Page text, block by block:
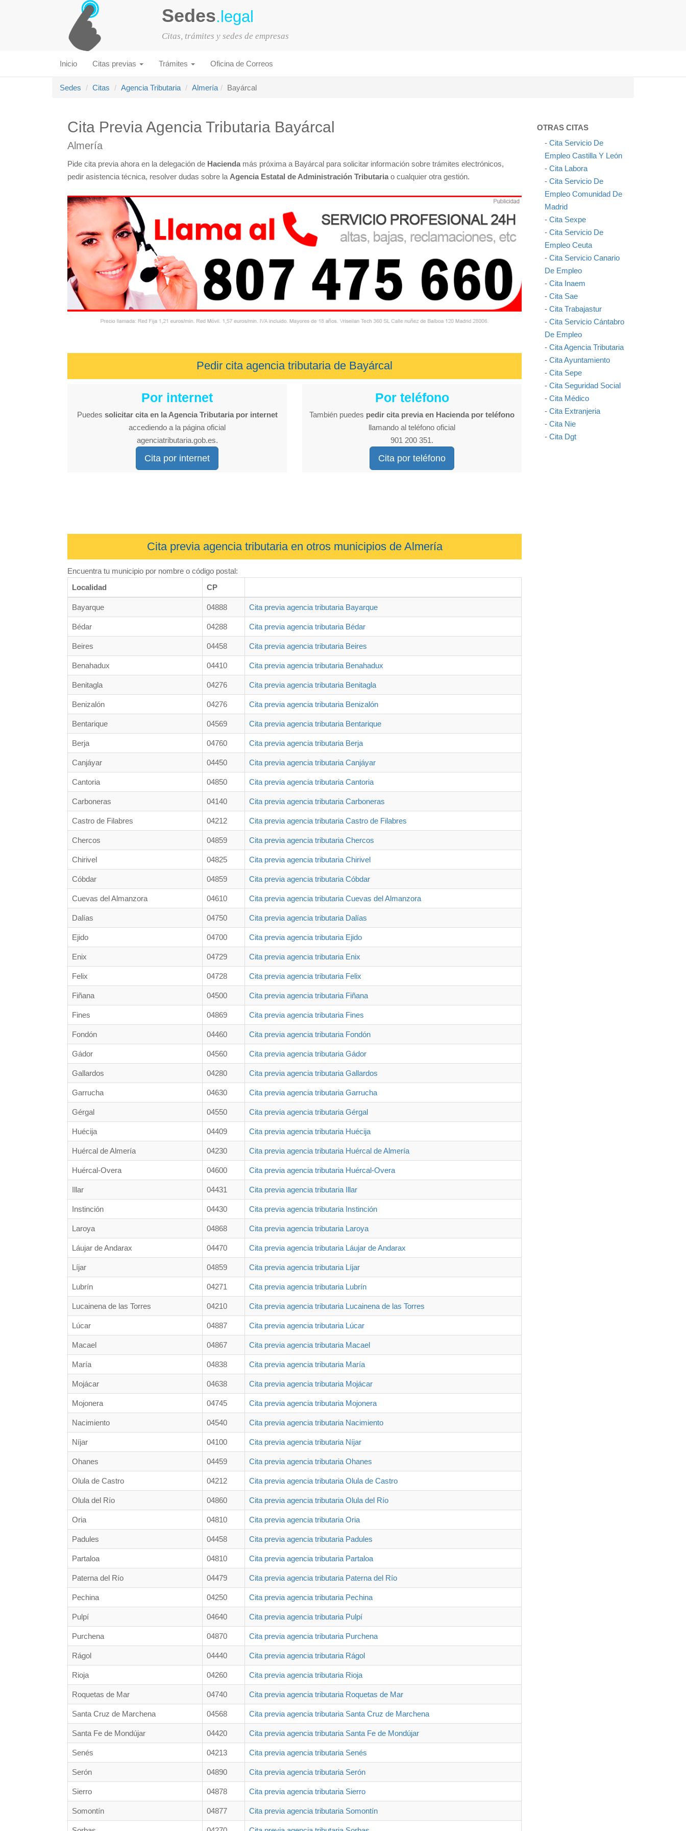
Sedes.legal
Citas, trámites y sedes de empresas
Inicio Citas previas Trámites Oficina de Correos
Sedes Citas Agencia Tributaria Almería Bayárcal
Cita Previa Agencia Tributaria Bayárcal
Almería
Pide cita previa ahora en la delegación de Hacienda más próxima a Bayárcal para solicitar información sobre trámites electrónicos,
pedir asistencia técnica, resolver dudas sobre la Agencia Estatal de Administración Tributaria o cualquier otra gestión.
Pedir cita agencia tributaria de Bayárcal
Por internet
Puedes solicitar cita en la Agencia Tributaria por internet
accediendo a la página oficial
agenciatributaria.gob.es.
Cita por internet
Por teléfono
También puedes pedir cita previa en Hacienda por teléfono
llamando al teléfono oficial
901 200 351.
Cita por teléfono
Cita previa agencia tributaria en otros municipios de Almería
Encuentra tu municipio por nombre o código postal:
Localidad
CP
Bayarque 04888 Cita previa agencia tributaria Bayarque
Bédar 04288 Cita previa agencia tributaria Bédar
Beires 04458 Cita previa agencia tributaria Beires
Benahadux 04410 Cita previa agencia tributaria Benahadux
Benitagla 04276 Cita previa agencia tributaria Benitagla
Benizalón 04276 Cita previa agencia tributaria Benizalón
Bentarique 04569 Cita previa agencia tributaria Bentarique
Berja 04760 Cita previa agencia tributaria Berja
Canjáyar 04450 Cita previa agencia tributaria Canjáyar
Cantoria 04850 Cita previa agencia tributaria Cantoria
Carboneras 04140 Cita previa agencia tributaria Carboneras
Castro de Filabres 04212 Cita previa agencia tributaria Castro de Filabres
Chercos 04859 Cita previa agencia tributaria Chercos
Chirivel 04825 Cita previa agencia tributaria Chirivel
Cóbdar 04859 Cita previa agencia tributaria Cóbdar
Cuevas del Almanzora 04610 Cita previa agencia tributaria Cuevas del Almanzora
Dalías 04750 Cita previa agencia tributaria Dalías
Ejido 04700 Cita previa agencia tributaria Ejido
Enix 04729 Cita previa agencia tributaria Enix
Felix 04728 Cita previa agencia tributaria Felix
Fiñana 04500 Cita previa agencia tributaria Fiñana
Fines 04869 Cita previa agencia tributaria Fines
Fondón 04460 Cita previa agencia tributaria Fondón
Gádor 04560 Cita previa agencia tributaria Gádor
Gallardos 04280 Cita previa agencia tributaria Gallardos
Garrucha 04630 Cita previa agencia tributaria Garrucha
Gérgal 04550 Cita previa agencia tributaria Gérgal
Huécija 04409 Cita previa agencia tributaria Huécija
Huércal de Almería 04230 Cita previa agencia tributaria Huércal de Almería
Huércal-Overa 04600 Cita previa agencia tributaria Huércal-Overa
Illar 04431 Cita previa agencia tributaria Illar
Instinción 04430 Cita previa agencia tributaria Instinción
Laroya 04868 Cita previa agencia tributaria Laroya
Láujar de Andarax 04470 Cita previa agencia tributaria Láujar de Andarax
Líjar 04859 Cita previa agencia tributaria Líjar
Lubrín 04271 Cita previa agencia tributaria Lubrín
Lucainena de las Torres 04210 Cita previa agencia tributaria Lucainena de las Torres
Lúcar 04887 Cita previa agencia tributaria Lúcar
Macael 04867 Cita previa agencia tributaria Macael
María 04838 Cita previa agencia tributaria María
Mojácar 04638 Cita previa agencia tributaria Mojácar
Mojonera 04745 Cita previa agencia tributaria Mojonera
Nacimiento 04540 Cita previa agencia tributaria Nacimiento
Níjar 04100 Cita previa agencia tributaria Níjar
Ohanes 04459 Cita previa agencia tributaria Ohanes
Olula de Castro 04212 Cita previa agencia tributaria Olula de Castro
Olula del Río 04860 Cita previa agencia tributaria Olula del Río
Oria 04810 Cita previa agencia tributaria Oria
Padules 04458 Cita previa agencia tributaria Padules
Partaloa 04810 Cita previa agencia tributaria Partaloa
Paterna del Río 04479 Cita previa agencia tributaria Paterna del Río
Pechina 04250 Cita previa agencia tributaria Pechina
Pulpí 04640 Cita previa agencia tributaria Pulpí
Purchena 04870 Cita previa agencia tributaria Purchena
Rágol 04440 Cita previa agencia tributaria Rágol
Rioja 04260 Cita previa agencia tributaria Rioja
Roquetas de Mar 04740 Cita previa agencia tributaria Roquetas de Mar
Santa Cruz de Marchena 04568 Cita previa agencia tributaria Santa Cruz de Marchena
Santa Fe de Mondújar 04420 Cita previa agencia tributaria Santa Fe de Mondújar
Senés 04213 Cita previa agencia tributaria Senés
Serón 04890 Cita previa agencia tributaria Serón
Sierro 04878 Cita previa agencia tributaria Sierro
Somontín 04877 Cita previa agencia tributaria Somontín
OTRAS CITAS
- Cita Servicio De
Empleo Castilla Y León
- Cita Labora
- Cita Servicio De
Empleo Comunidad De
Madrid
- Cita Sexpe
- Cita Servicio De
Empleo Ceuta
- Cita Servicio Canario
De Empleo
- Cita Inaem
- Cita Sae
- Cita Trabajastur
- Cita Servicio Cántabro
De Empleo
- Cita Agencia Tributaria
- Cita Ayuntamiento
- Cita Sepe
- Cita Seguridad Social
- Cita Médico
- Cita Extranjeria
- Cita Nie
- Cita Dgt